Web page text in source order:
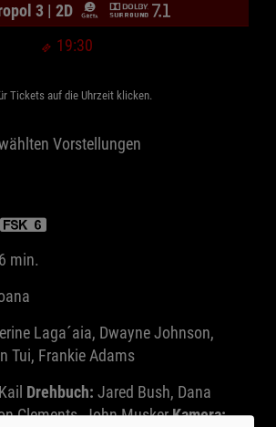
19:30
3 | 2D
Tickets auf die Uhrzeit klicken.
Vorstellungen
min.
Laga´aia, Dwayne Johnson,
Tui, Frankie Adams
Drehbuch: Jared Bush, Dana
Clements, John MuskerKamera: